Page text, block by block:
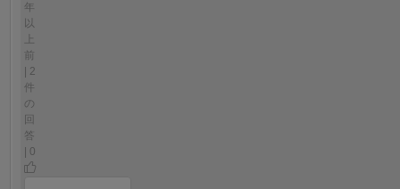
年
以
前
| 2
件
の
回
答
| 0